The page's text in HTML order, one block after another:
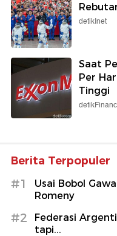
detikInet
Saat
Per
Tinggi
Berita Terpopuler
#1
Usai Bobol
Romeny
#2
Federasi
tapi...